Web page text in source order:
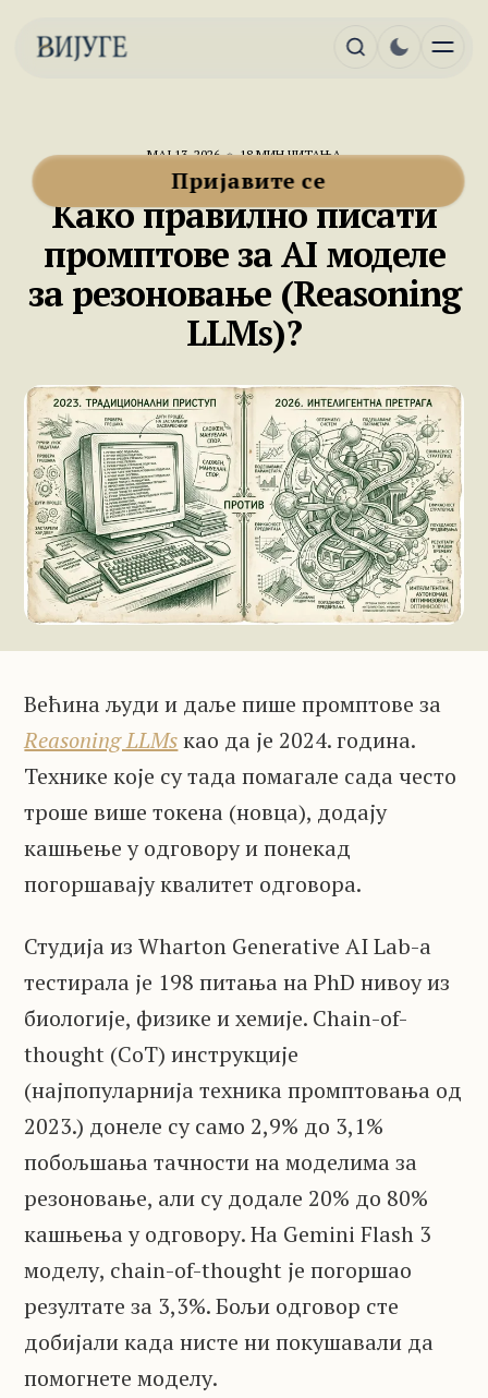
Пријавите се
МАЈ 13, 2026 18 МИН ЧИТАЊА
АЛАТНИЦА
Како правилно писати
промптове за AI моделе
за резоновање (Reasoning
LLMs)?
Већина људи и даље пише промптове за
Reasoning LLMsкао да је 2024. година.
Технике које су тада помагале сада често
троше више токена (новца), додају
кашњење у одговору и понекад
погоршавају квалитет одговора.
Студија из Wharton Generative AI Lab-а
тестирала је 198 питања на PhD нивоу из
биологије, физике и хемије. Chain-of-
thought (CoT) инструкције
(најпопуларнија техника промптовања од
2023.) донеле су само 2,9% до 3,1%
побољшања тачности на моделима за
резоновање, али су додале 20% до 80%
кашњења у одговору. На Gemini Flash 3
моделу, chain-of-thought је погоршао
резултате за 3,3%. Бољи одговор сте
добијали када нисте ни покушавали да
помогнете моделу.